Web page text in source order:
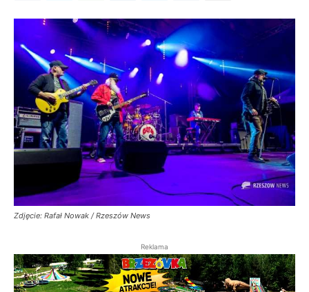
Zdjęcie: Rafał Nowak / Rzeszów News
Reklama